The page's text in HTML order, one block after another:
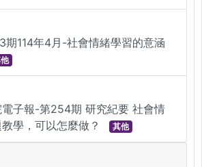
期114年4月-社會情緒學習的意涵
子報-第254期 研究紀要 社會情
學，可以怎麼做？
其他